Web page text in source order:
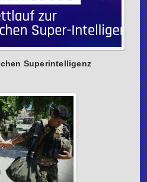
Superintelligenz